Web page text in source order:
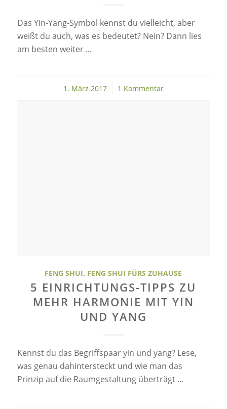
Das Yin-Yang-Symbol kennst du vielleicht, aber
weißt du auch, was es bedeutet? Nein? Dann lies
am besten weiter ...
1. März 2017
/ 1 Kommentar
FENG SHUI, FENG SHUI FÜRS ZUHAUSE
5 EINRICHTUNGS-TIPPS ZU
MEHR HARMONIE MIT YIN
UND YANG
Kennst du das Begriffspaar yin und yang? Lese,
was genau dahintersteckt und wie man das
Prinzip auf die Raumgestaltung überträgt ...